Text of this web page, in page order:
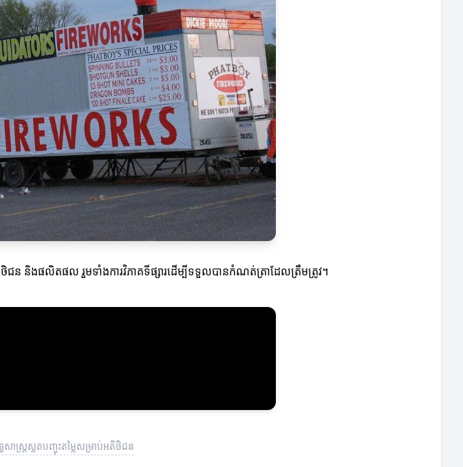
ថិជន និងផលិតផល រួមទាំងការវិភាគទីផ្សារដើម្បីទទួលបានកំណត់ត្រាដែលត្រឹមត្រូវ។
ស្ត្រស្លតបញ្ចុះតម្លៃសម្រាប់អតិថិជន